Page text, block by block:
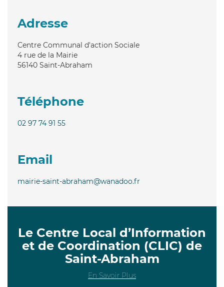
Adresse
Centre Communal d'action Sociale
4 rue de la Mairie
56140 Saint-Abraham
Téléphone
02 97 74 91 55
Email
mairie-saint-abraham@wanadoo.fr
Le Centre Local d’Information
et de Coordination (CLIC) de
Saint-Abraham
En Savoir Plus